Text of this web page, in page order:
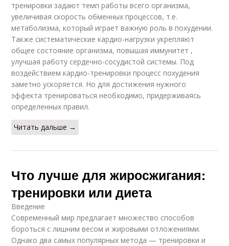
тренировки задают темп работы всего организма,
увеличивая скорость обменных процессов, т.е.
метаболизма, который играет важную роль в похудении.
Также систематические кардио-нагрузки укрепляют
общее состояние организма, повышая иммунитет ,
улучшая работу сердечно-сосудистой системы. Под
воздействием кардио-тренировки процесс похудения
заметно ускоряется. Но для достижения нужного
эффекта тренироваться необходимо, придерживаясь
определенных правил.
Читать дальше →
Что лучше для жиросжигания:
тренировки или диета
Введение
Современный мир предлагает множество способов
бороться с лишним весом и жировыми отложениями.
Однако два самых популярных метода — тренировки и